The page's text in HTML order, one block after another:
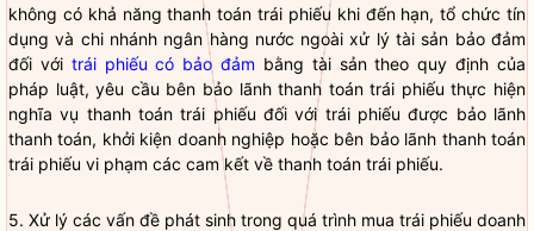
không có khả năng thanh toán trái phiếu khi đến hạn,tổ chức tín
dụng và chi nhánh ngân hàng nước ngoài xử lý tài sản bảo đảm
đối với trái phiếu có bảo đảm bằng tài sản theo quy định của
pháp luật, yêu cầu bên bảo lãnh thanh toán trái phiếu thực hiện
nghĩa vụ thanh toán trái phiếu đối với trái phiếu được bảo lãnh
thanh toán, khởi kiện doanh nghiệp hoặc bên bảo lãnh thanh toán
trái phiếu vi phạm các cam kết về thanh toán trái phiếu.
5. Xử lý các vấn đề phát sinh trong quá trình mua trái phiếu doanh